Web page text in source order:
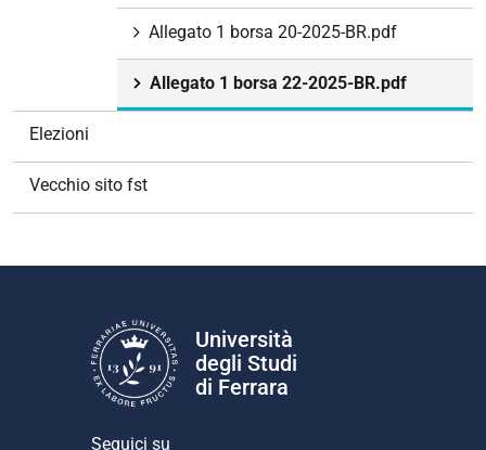
Allegato 1 borsa 20-2025-BR.pdf
Allegato 1 borsa 22-2025-BR.pdf
Elezioni
Vecchio sito fst
Università
degli Studi
di Ferrara
Seguici su